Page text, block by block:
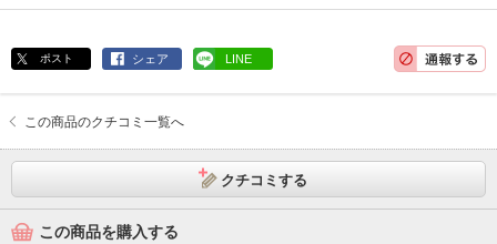
ポスト シェア LINE
この商品のクチコミ一覧へ
クチコミする
この商品を購入する